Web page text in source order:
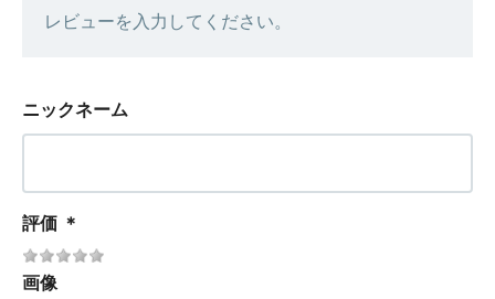
レビューを入力してください。
ニックネーム
評価 ＊
画像